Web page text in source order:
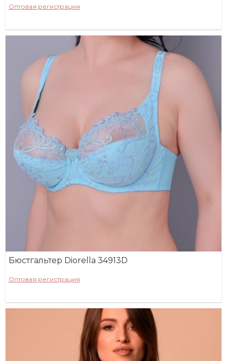
Оптовая регистрация
Бюстгальтер Diorella 34913D
Оптовая регистрация